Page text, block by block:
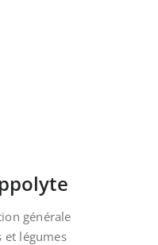
générale
et légumes